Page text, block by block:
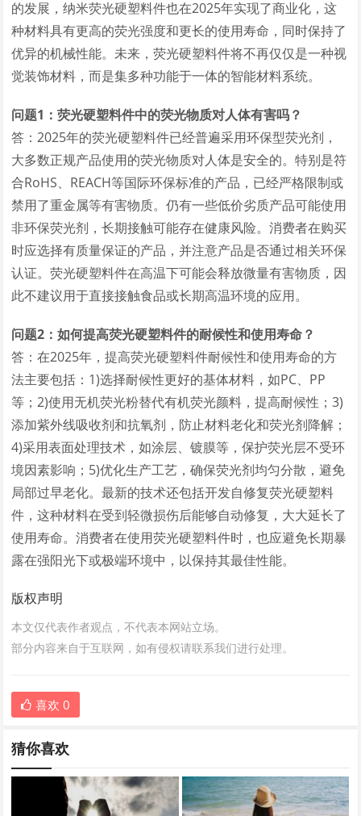
的发展，纳米荧光硬塑料件也在2025年实现了商业化，这
种材料具有更高的荧光强度和更长的使用寿命，同时保持了
优异的机械性能。未来，荧光硬塑料件将不再仅仅是一种视
觉装饰材料，而是集多种功能于一体的智能材料系统。
问题1：荧光硬塑料件中的荧光物质对人体有害吗？
答：2025年的荧光硬塑料件已经普遍采用环保型荧光剂，
大多数正规产品使用的荧光物质对人体是安全的。特别是符
合RoHS、REACH等国际环保标准的产品，已经严格限制或
禁用了重金属等有害物质。仍有一些低价劣质产品可能使用
非环保荧光剂，长期接触可能存在健康风险。消费者在购买
时应选择有质量保证的产品，并注意产品是否通过相关环保
认证。荧光硬塑料件在高温下可能会释放微量有害物质，因
此不建议用于直接接触食品或长期高温环境的应用。
问题2：如何提高荧光硬塑料件的耐候性和使用寿命？
答：在2025年，提高荧光硬塑料件耐候性和使用寿命的方
法主要包括：1)选择耐候性更好的基体材料，如PC、PP
等；2)使用无机荧光粉替代有机荧光颜料，提高耐候性；3)
添加紫外线吸收剂和抗氧剂，防止材料老化和荧光剂降解；
4)采用表面处理技术，如涂层、镀膜等，保护荧光层不受环
境因素影响；5)优化生产工艺，确保荧光剂均匀分散，避免
局部过早老化。最新的技术还包括开发自修复荧光硬塑料
件，这种材料在受到轻微损伤后能够自动修复，大大延长了
使用寿命。消费者在使用荧光硬塑料件时，也应避免长期暴
露在强阳光下或极端环境中，以保持其最佳性能。
版权声明
本文仅代表作者观点，不代表本网站立场。
部分内容来自于互联网，如有侵权请联系我们进行处理。
喜欢 0
猜你喜欢